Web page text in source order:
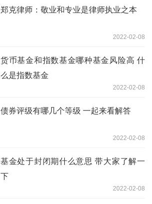
郑克律师：敬业和专业是律师执业之本
2022-02-08
货币基金和指数基金哪种基金风险高 什
么是指数基金
2022-02-08
债券评级有哪几个等级 一起来看解答
2022-02-08
基金处于封闭期什么意思 带大家了解一
下
2022-02-08